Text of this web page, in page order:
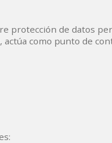
protección de datos
como punto de